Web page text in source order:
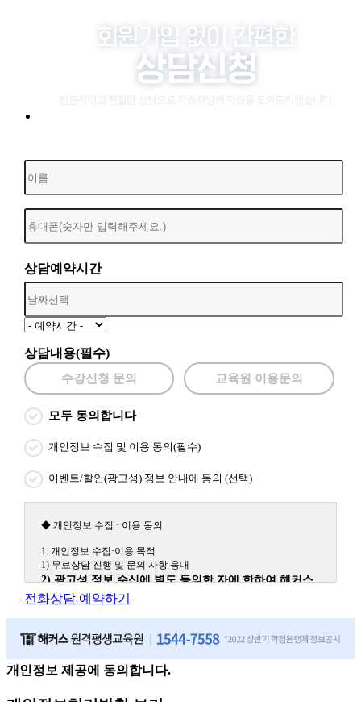
상담예약시간
상담내용(필수)
수강신청 문의 교육원 이용문의
모두 동의합니다
개인정보 수집 및 이용 동의(필수)
이벤트/할인(광고성) 정보 안내에 동의 (선택)
◆ 개인정보 수집 · 이용 동의
1. 개인정보 수집·이용 목적
1) 무료상담 진행 및 문의 사항 응대
2) 광고성 정보 수신에 별도 동의한 자에 한하여 해커스
원격평생교육원을 비롯한 해커스 교육그룹의 새로운 서
(해커스교육그룹: 해커스인강, 해커스프랩, 해커스톡, 해커스중국
원, 해커스경찰, 해커스소방, 해커스공인중개사, 해커스주택관리
전화상담 예약하기
개인정보 제공에 동의합니다.